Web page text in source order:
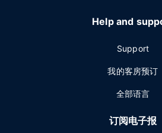
Help and
Support
我的客房预订
全部语言
订阅电子报